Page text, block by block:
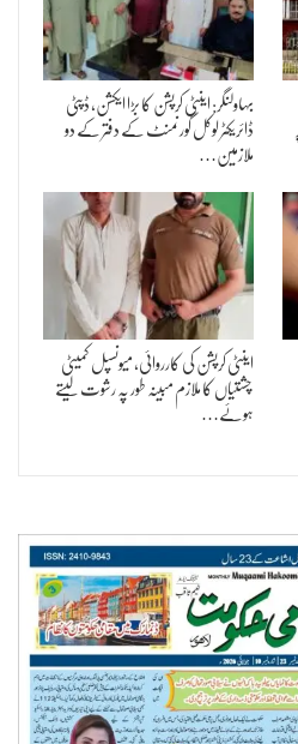
بہاولنگر: اینٹی کرپشن کا بڑا ایکشن، ڈپٹی
ڈائریکٹر لوکل گورنمنٹ کے دفتر کے دو
ملازمین…
اینٹی کرپشن کی کارروائی، میونسپل کمیٹی
چشتیاں کا ملازم مبینہ طور پہ رشوت لیتے
ہوئے…